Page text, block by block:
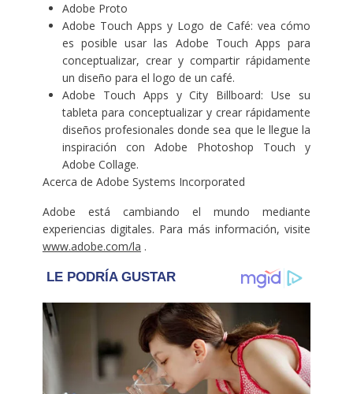
Adobe Proto
Adobe Touch Apps y Logo de Café: vea cómo
es posible usar las Adobe Touch Apps para
conceptualizar, crear y compartir rápidamente
un diseño para el logo de un café.
Adobe Touch Apps y City Billboard: Use su
tableta para conceptualizar y crear rápidamente
diseños profesionales donde sea que le llegue la
inspiración con Adobe Photoshop Touch y
Adobe Collage.
Acerca de Adobe Systems Incorporated
Adobe está cambiando el mundo mediante
experiencias digitales. Para más información, visite
www.adobe.com/la .